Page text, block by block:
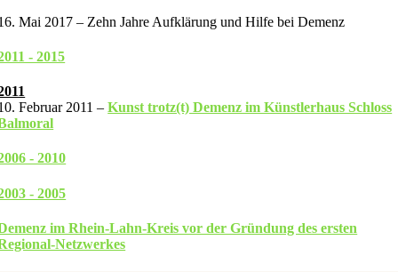
Mai 2017 – Zehn Jahre Aufklärung und Hilfe bei Demenz
- 2015
Februar 2011 –Kunst trotz(t) Demenz im Künstlerhaus Schloss
- 2010
- 2005
im Rhein-Lahn-Kreis vor der Gründung des ersten
Netzwerkes